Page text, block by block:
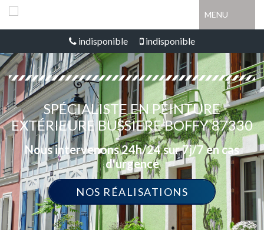
MENU
indisponible indisponible
SPÉCIALISTE EN PEINTURE
EXTÉRIEURE BUSSIERE BOFFY 87330
Nous intervenons 24h/24 sur 7j/7 en cas
d'urgence
NOS RÉALISATIONS